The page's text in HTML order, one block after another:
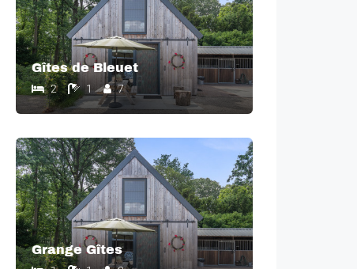
Gîtes de Bleuet
2 1 7
Grange Gîtes